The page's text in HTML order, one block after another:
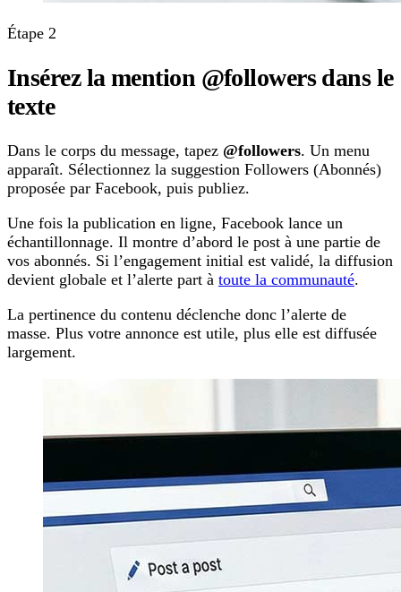
Étape 2
Insérez la mention @followers dans le
texte
Dans le corps du message, tapez @followers. Un menu
apparaît. Sélectionnez la suggestion Followers (Abonnés)
proposée par Facebook, puis publiez.
Une fois la publication en ligne, Facebook lance un
échantillonnage. Il montre d’abord le post à une partie de
vos abonnés. Si l’engagement initial est validé, la diffusion
devient globale et l’alerte part à toute la communauté.
La pertinence du contenu déclenche donc l’alerte de
masse. Plus votre annonce est utile, plus elle est diffusée
largement.